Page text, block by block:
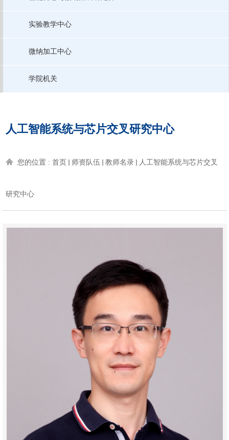
实验教学中心
微纳加工中心
学院机关
人工智能系统与芯片交叉研究中心
您的位置 : 首页 师资队伍 教师名录 人工智能系统与芯片交叉
研究中心